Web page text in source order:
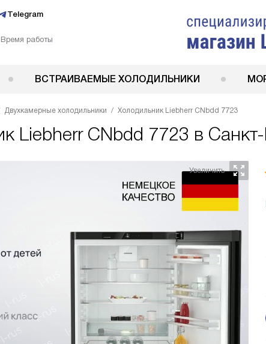
Telegram
Время работы
ВСТРАИВАЕМЫЕ ХОЛОДИЛЬНИКИ
Двухкамерные холодильники Холодильник Liebherr CNbdd 7723
Liebherr CNbdd 7723 в